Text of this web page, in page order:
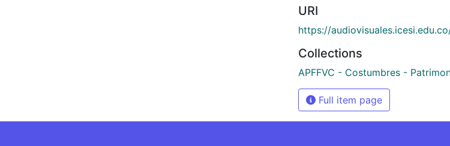
URI
https://
Collections
APFFVC - Costumbres -
Full item page